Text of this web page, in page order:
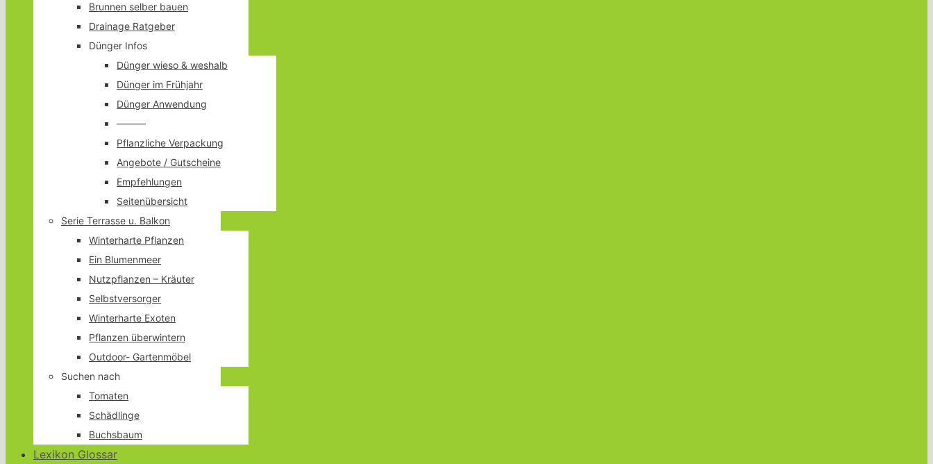
Brunnen selber bauen
Drainage Ratgeber
Dünger Infos
Dünger wieso & weshalb
Dünger im Frühjahr
Dünger Anwendung
———
Pflanzliche Verpackung
Angebote / Gutscheine
Empfehlungen
Seitenübersicht
Serie Terrasse u. Balkon
Winterharte Pflanzen
Ein Blumenmeer
Nutzpflanzen – Kräuter
Selbstversorger
Winterharte Exoten
Pflanzen überwintern
Outdoor- Gartenmöbel
Suchen nach
Tomaten
Schädlinge
Buchsbaum
Lexikon Glossar